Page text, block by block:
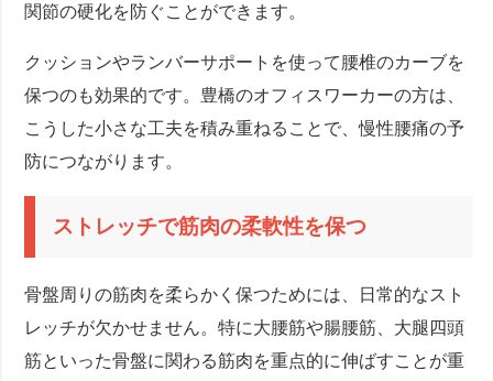
関節の硬化を防ぐことができます。
クッションやランバーサポートを使って腰椎のカーブを
保つのも効果的です。豊橋のオフィスワーカーの方は、
こうした小さな工夫を積み重ねることで、慢性腰痛の予
防につながります。
ストレッチで筋肉の柔軟性を保つ
骨盤周りの筋肉を柔らかく保つためには、日常的なスト
レッチが欠かせません。特に大腰筋や腸腰筋、大腿四頭
筋といった骨盤に関わる筋肉を重点的に伸ばすことが重